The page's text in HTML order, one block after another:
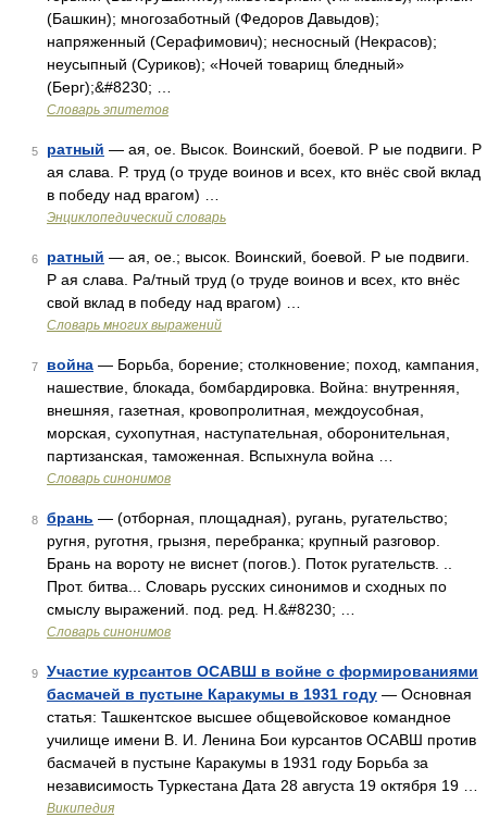
(Башкин); многозаботный (Федоров Давыдов);
напряженный (Серафимович); несносный (Некрасов);
неусыпный (Суриков); «Ночей товарищ бледный»
(Берг);&#8230; …
Словарь эпитетов
5 ратный — ая, ое. Высок. Воинский, боевой. Р ые подвиги. Р
ая слава. Р. труд (о труде воинов и всех, кто внёс свой вклад
в победу над врагом) …
Энциклопедический словарь
6 ратный — ая, ое.; высок. Воинский, боевой. Р ые подвиги.
Р ая слава. Ра/тный труд (о труде воинов и всех, кто внёс
свой вклад в победу над врагом) …
Словарь многих выражений
7 война — Борьба, борение; столкновение; поход, кампания,
нашествие, блокада, бомбардировка. Война: внутренняя,
внешняя, газетная, кровопролитная, междоусобная,
морская, сухопутная, наступательная, оборонительная,
партизанская, таможенная. Вспыхнула война …
Словарь синонимов
8 брань — (отборная, площадная), ругань, ругательство;
ругня, руготня, грызня, перебранка; крупный разговор.
Брань на вороту не виснет (погов.). Поток ругательств. ..
Прот. битва... Словарь русских синонимов и сходных по
смыслу выражений. под. ред. Н.&#8230; …
Словарь синонимов
9
Участие курсантов ОСАВШ в войне с формированиями
басмачей в пустыне Каракумы в 1931 году — Основная
статья: Ташкентское высшее общевойсковое командное
училище имени В. И. Ленина Бои курсантов ОСАВШ против
басмачей в пустыне Каракумы в 1931 году Борьба за
независимость Туркестана Дата 28 августа 19 октября 19 …
Википедия